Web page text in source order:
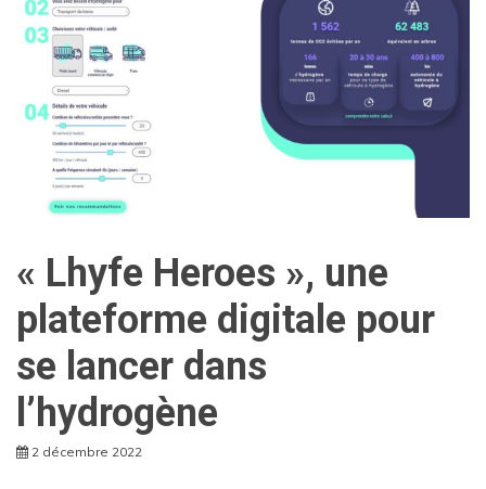
« Lhyfe Heroes », une
plateforme digitale pour
se lancer dans
l’hydrogène
2 décembre 2022